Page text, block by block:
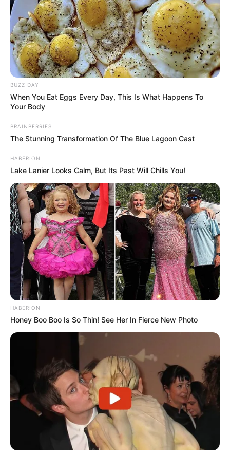
BUZZ DAY
When You Eat Eggs Every Day, This Is What Happens To
Your Body
BRAINBERRIES
The Stunning Transformation Of The Blue Lagoon Cast
HABERION
Lake Lanier Looks Calm, But Its Past Will Chills You!
HABERION
Honey Boo Boo Is So Thin! See Her In Fierce New Photo